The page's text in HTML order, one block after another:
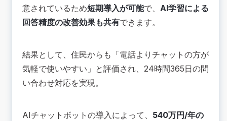
意されているため短期導入が可能で、 AI学習による
回答精度の改善効果も共有できます。
結果として、住民からも「電話よりチャットの方が
気軽で使いやすい」と評価され、24時間365日の問
い合わせ対応を実現。
AIチャットボットの導入によって、 540万円/年の